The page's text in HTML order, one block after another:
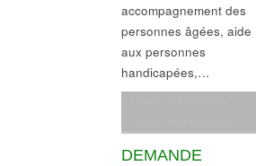
accompagnement des
personnes âgées, aide
aux personnes
handicapées,…
DEMANDE
sociale